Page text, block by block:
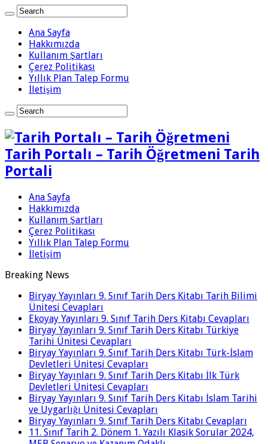
Ana Sayfa
Hakkımızda
Kullanım Şartları
Çerez Politikası
Yıllık Plan Talep Formu
İletişim
Tarih Portalı – Tarih Öğretmeni Tarih
Portali
Ana Sayfa
Hakkımızda
Kullanım Şartları
Çerez Politikası
Yıllık Plan Talep Formu
İletişim
Breaking News
Biryay Yayınları 9. Sınıf Tarih Ders Kitabı Tarih Bilimi
Ünitesi Cevapları
Ekoyay Yayınları 9. Sınıf Tarih Ders Kitabı Cevapları
Biryay Yayınları 9. Sınıf Tarih Ders Kitabı Türkiye
Tarihi Ünitesi Cevapları
Biryay Yayınları 9. Sınıf Tarih Ders Kitabı Türk-İslam
Devletleri Ünitesi Cevapları
Biryay Yayınları 9. Sınıf Tarih Ders Kitabı İlk Türk
Devletleri Ünitesi Cevapları
Biryay Yayınları 9. Sınıf Tarih Ders Kitabı İslam Tarihi
ve Uygarlığı Ünitesi Cevapları
Biryay Yayınları 9. Sınıf Tarih Ders Kitabı Cevapları
11. Sınıf Tarih 2. Dönem 1. Yazılı Klasik Sorular 2024,